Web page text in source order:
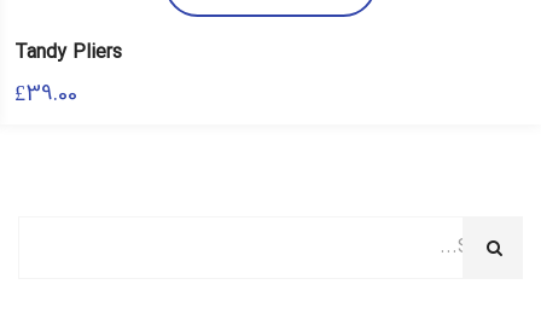
Tandy Pliers
£39.00